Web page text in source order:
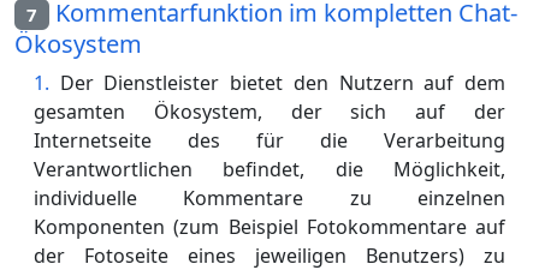
7 Kommentarfunktion im kompletten Chat-
Ökosystem
Der Dienstleister bietet den Nutzern auf dem
gesamten Ökosystem, der sich auf der
Internetseite des für die Verarbeitung
Verantwortlichen befindet, die Möglichkeit,
individuelle Kommentare zu einzelnen
Komponenten (zum Beispiel Fotokommentare auf
der Fotoseite eines jeweiligen Benutzers) zu